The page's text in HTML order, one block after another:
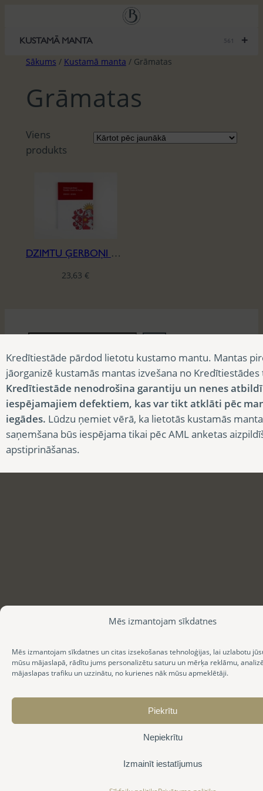
Mēs izmantojam sīkdatnes
Mēs izmantojam sīkdatnes un citas izsekošanas tehnoloģijas, lai uzlabotu
mūsu mājaslapā, rādītu jums personalizētu saturu un mērķa reklāmu,
mājaslapas trafiku un uzzinātu, no kurienes nāk mūsu apmeklētāji.
Piekrītu
Nepiekrītu
Izmainīt iestatījumus
saturu
+
KUSTAMĀ MANTA 561
Sākums / Kustamā manta / Grāmatas
Grāmatas
Viens
produkts
DZIMTU ĢERBOŅI MŪSDIENU LATVIJĀ 2000-2020
23,63€
e
k
l
ē
t
Maksātnespējīgās Baltic International Bank SE
© Baltic International
Kredītiestāde pārdod lietotu kustamo mantu. Mantas
jāorganizē kustamās mantas izvešana no
Kredītiestāde nenodrošina garantiju un nenes
iespējamajiem defektiem, kas var tikt atklāti pēc
iegādes. Lūdzu ņemiet vērā, ka lietotās kustamās
saņemšana būs iespējama tikai pēc AML anketas
apstiprināšanas.